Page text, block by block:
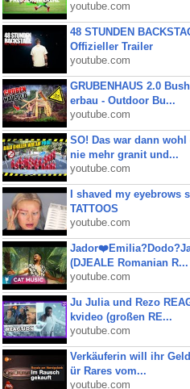
youtube.com
48 STUNDEN
Offizieller Trailer
youtube.com
GRUBENHAUS 2.0
erbau - Outdoor Bu...
youtube.com
SO! Das war dann wohl
nie mehr granit und...
youtube.com
I shaved my eyebrows
TATTOOS
youtube.com
(DJEALE Romanian R...
youtube.com
Ju Julia und Rezo
kvideo (großen RE...
youtube.com
Verkäuferin will ihr
ür Rares vom...
youtube.com